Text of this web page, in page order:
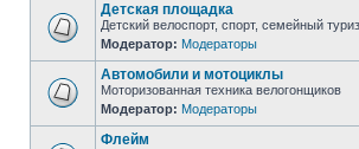
Детская площадка
Детский велоспорт, спорт, семейный
Модератор: Модераторы
Автомобили и мотоциклы
Моторизованная техника велогонщиков
Модератор: Модераторы
Флейм